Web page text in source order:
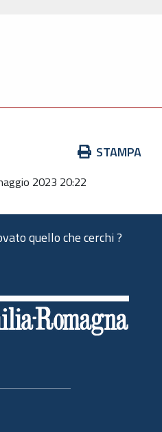
STAMPA
2023 20:22
quello che cerchi ?